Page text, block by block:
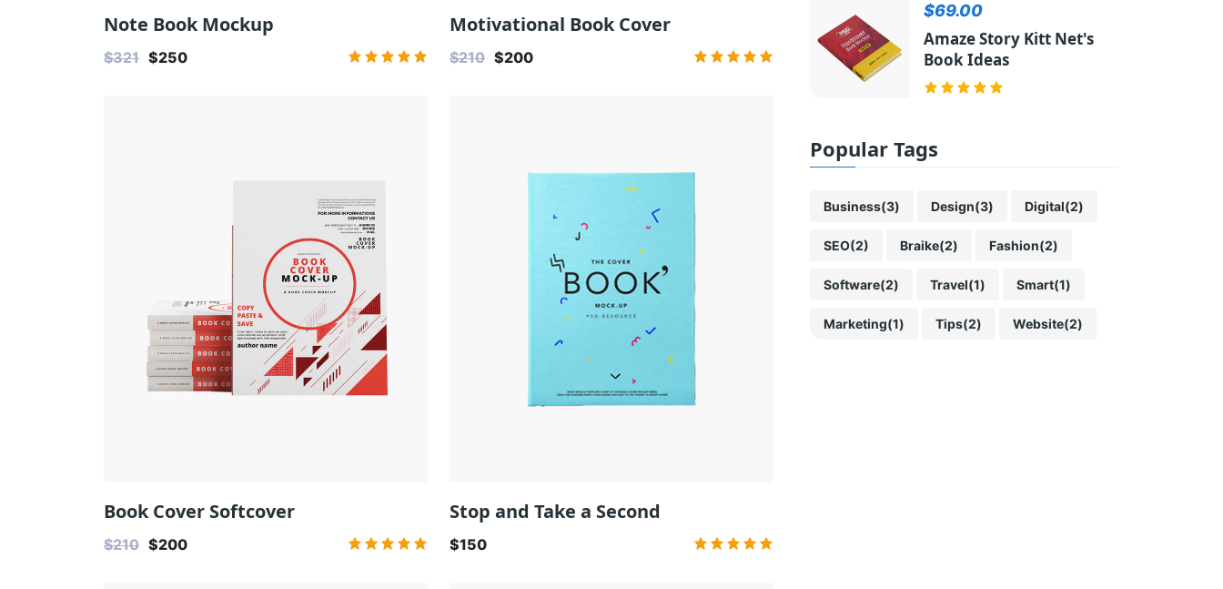
Note Book Mockup
$321 $250
Motivational Book Cover
$210 $200
Book Cover Softcover
$210 $200
Stop and Take a Second
$150
$69.00
Amaze Story Kitt Net's
Book Ideas
Popular Tags
Business(3) Design(3) Digital(2)
SEO(2) Braike(2) Fashion(2)
Software(2) Travel(1) Smart(1)
Marketing(1) Tips(2) Website(2)